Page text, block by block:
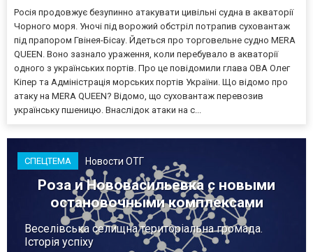
Росія продовжує безупинно атакувати цивільні судна в акваторії
Чорного моря. Уночі під ворожий обстріл потрапив суховантаж
під прапором Гвінея-Бісау. Йдеться про торговельне судно MERA
QUEEN. Воно зазнало ураження, коли перебувало в акваторії
одного з українських портів. Про це повідомили глава ОВА Олег
Кіпер та Адміністрація морських портів України. Що відомо про
атаку на MERA QUEEN? Відомо, що суховантаж перевозив
українську пшеницю. Внаслідок атаки на с...
СПЕЦТЕМА Новости ОТГ
Роза и Нововасильевка с новыми
остановочными комплексами
Веселівська селищна територіальна громада.
Історія успіху